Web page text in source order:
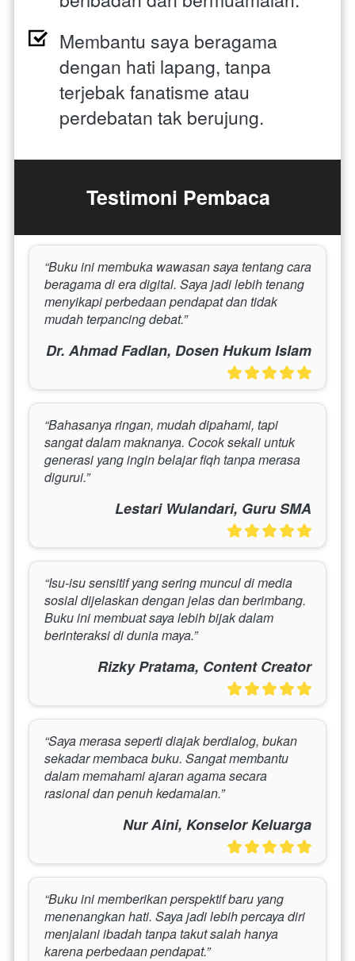
Membantu saya beragama
dengan hati lapang, tanpa
terjebak fanatisme atau
perdebatan tak berujung.
Testimoni Pembaca
“Buku ini membuka wawasan saya tentang cara
beragama di era digital. Saya jadi lebih tenang
menyikapi perbedaan pendapat dan tidak
mudah terpancing debat.”
Dr. Ahmad Fadlan, Dosen Hukum Islam
“Bahasanya ringan, mudah dipahami, tapi
sangat dalam maknanya. Cocok sekali untuk
generasi yang ingin belajar fiqh tanpa merasa
digurui.”
Lestari Wulandari, Guru SMA
“Isu-isu sensitif yang sering muncul di media
sosial dijelaskan dengan jelas dan berimbang.
Buku ini membuat saya lebih bijak dalam
berinteraksi di dunia maya.”
Rizky Pratama, Content Creator
“Saya merasa seperti diajak berdialog, bukan
sekadar membaca buku. Sangat membantu
dalam memahami ajaran agama secara
rasional dan penuh kedamaian.”
Nur Aini, Konselor Keluarga
“Buku ini memberikan perspektif baru yang
menenangkan hati. Saya jadi lebih percaya diri
menjalani ibadah tanpa takut salah hanya
karena perbedaan pendapat.”